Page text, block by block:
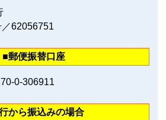
62056751
■郵便振替口座
から振込みの場合